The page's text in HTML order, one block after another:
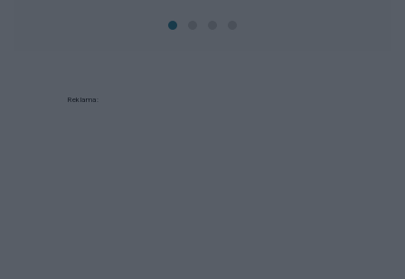
Reklama: